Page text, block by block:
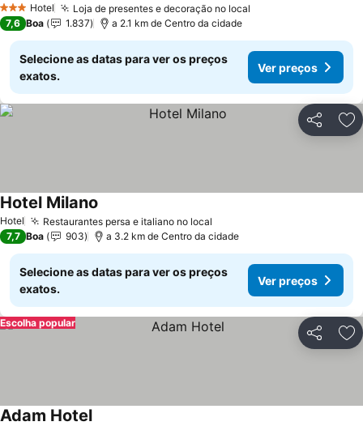
3 EstrelasHotel Loja de presentes e decoração no local
7,6 Boa 1.837 a 2.1 km de Centro da cidade
Selecione as datas para ver os preços
exatos.
Ver preços
Partilhar
Hotel Restaurantes persa e italiano no local
Hotel Milano
7,7 Boa 903 a 3.2 km de Centro da cidade
Selecione as datas para ver os preços
exatos.
Ver preços
Partilhar
Escolha popular
Adam Hotel